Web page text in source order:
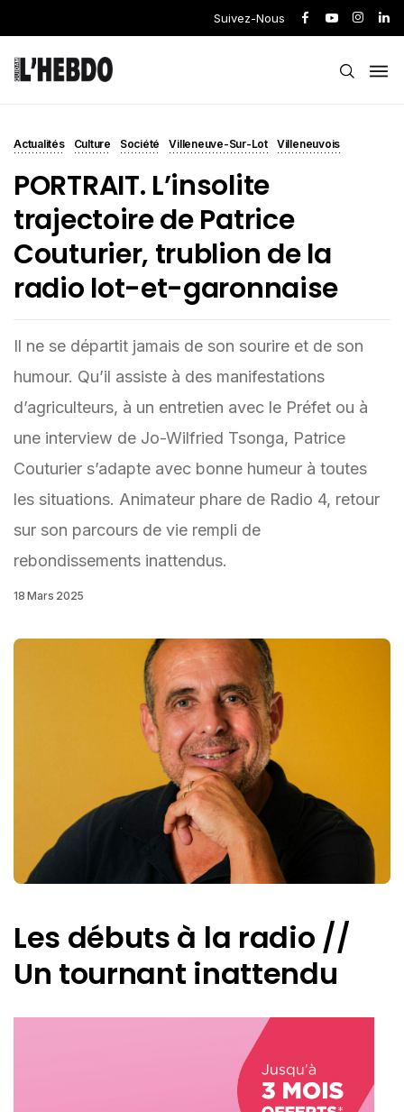
Suivez-Nous
Actualités Culture Société Villeneuve-Sur-Lot Villeneuvois
PORTRAIT. L’insolite
trajectoire de Patrice
Couturier, trublion de la
radio lot-et-garonnaise
Il ne se départit jamais de son sourire et de son
humour. Qu’il assiste à des manifestations
d’agriculteurs, à un entretien avec le Préfet ou à
une interview de Jo-Wilfried Tsonga, Patrice
Couturier s’adapte avec bonne humeur à toutes
les situations. Animateur phare de Radio 4, retour
sur son parcours de vie rempli de
rebondissements inattendus.
18 Mars 2025
Les débuts à la radio //
Un tournant inattendu